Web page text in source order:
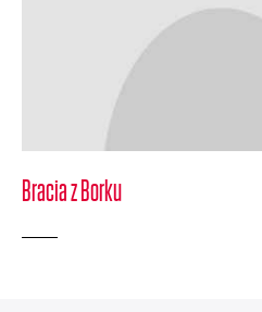
Bracia z Borku